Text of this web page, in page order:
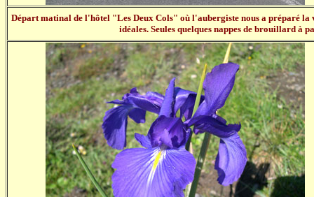
Départ matinal de l'hôtel "Les Deux Cols" où l'aubergiste nous a préparé la
idéales. Seules quelques nappes de brouillard à